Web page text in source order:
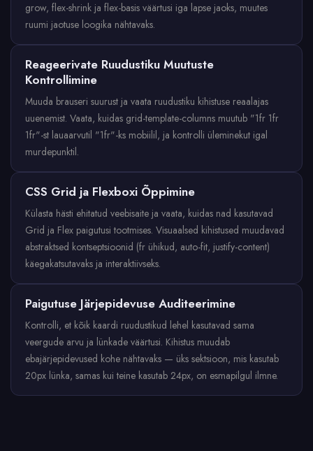
grow, flex-shrink ja flex-basis väärtusi iga lapse jaoks, muutes
ruumi jaotuse loogika nähtavaks.
Reageerivate Ruudustiku Muutuste
Kontrollimine
Muuda brauseri suurust ja vaata ruudustiku kihistuse reaalajas
uuenemist. Vaata, kuidas grid-template-columns muutub "1fr 1fr
1fr"-st lauaarvutil "1fr"-ks mobiilil, ja kontrolli üleminekut igal
murdepunktil.
CSS Grid ja Flexboxi Õppimine
Külasta hästi ehitatud veebisaite ja vaata, kuidas nad kasutavad
Grid ja Flex paigutusi tootmises. Visuaalsed kihistused muudavad
abstraktsed kontseptsioonid (fr ühikud, auto-fit, justify-content)
käegakatsutavaks ja interaktiivseks.
Paigutuse Järjepidevuse Auditeerimine
Kontrolli, et kõik kaardi ruudustikud lehel kasutavad sama
veergude arvu ja lünkade väärtusi. Kihistus muudab
ebajärjepidevused kohe nähtavaks — üks sektsioon, mis kasutab
20px lünka, samas kui teine kasutab 24px, on esmapilgul ilmne.